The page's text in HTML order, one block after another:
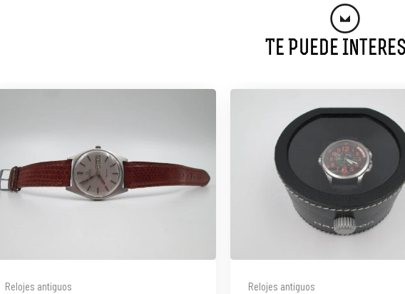
Te Puede
Relojes antiguos Relojes antiguos